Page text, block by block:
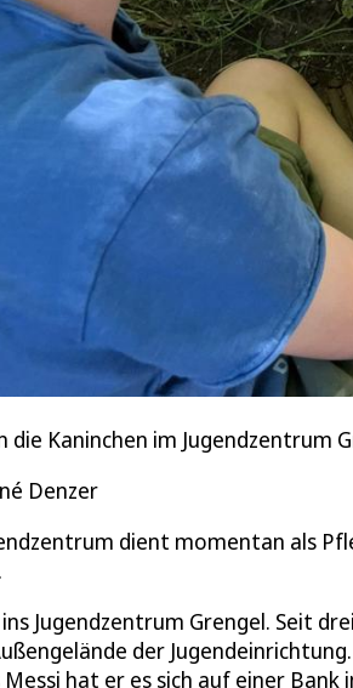
Kaninchen im Jugendzentrum
Denzer
dient momentan als
Jugendzentrum Grengel. Seit
der
hat er es sich auf einer